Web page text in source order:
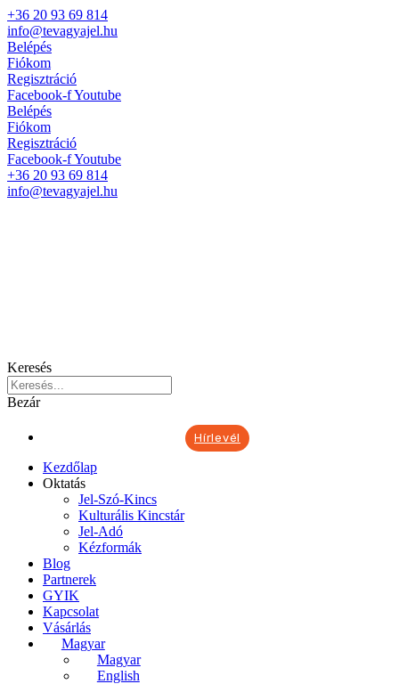
+36 20 93 69 814
info@tevagyajel.hu
Belépés
Fiókom
Regisztráció
Facebook-fYoutube
Belépés
Fiókom
Regisztráció
Facebook-fYoutube
+36 20 93 69 814
info@tevagyajel.hu
Keresés
Bezár
Hírlevél
Kezdőlap
Oktatás
Jel-Szó-Kincs
Kulturális Kincstár
Jel-Adó
Kézformák
Blog
Partnerek
GYIK
Kapcsolat
Vásárlás
Magyar
Magyar
English